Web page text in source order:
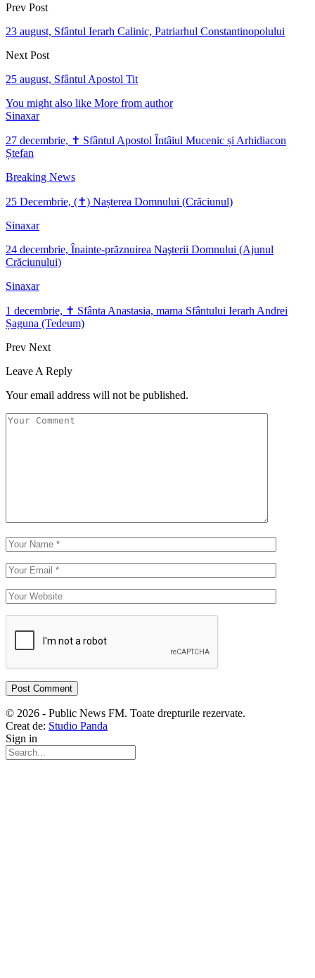
Prev Post
23 august, Sfântul Ierarh Calinic, Patriarhul Constantinopolului
Next Post
25 august, Sfântul Apostol Tit
You might also like More from author
Sinaxar
27 decembrie, ✝ Sfântul Apostol Întâiul Mucenic și Arhidiacon
Ștefan
Breaking News
25 Decembrie, (✝) Nașterea Domnului (Crăciunul)
Sinaxar
24 decembrie, Înainte-prăznuirea Naşterii Domnului (Ajunul
Crăciunului)
Sinaxar
1 decembrie, ✝ Sfânta Anastasia, mama Sfântului Ierarh Andrei
Șaguna (Tedeum)
Prev Next
Leave A Reply
Your email address will not be published.
© 2026 - Public News FM. Toate drepturile rezervate.
Creat de: Studio Panda
Sign in